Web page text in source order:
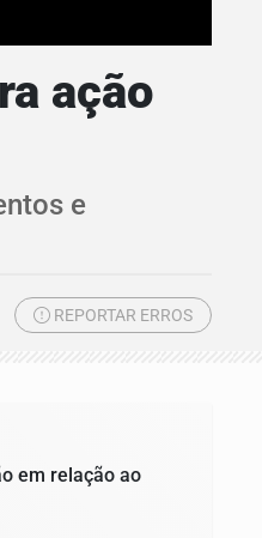
ação
e
REPORTAR ERROS
em relação ao